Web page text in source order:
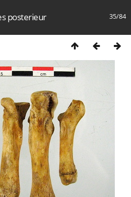
35/84
posterieur